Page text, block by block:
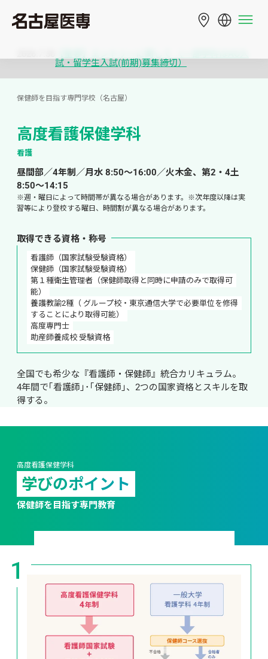
試・留学生入試(前期)募集締切）
保健師を目指す専門学校（名古屋）
高度看護保健学科
看護
昼間部／4年制／月水 8:50～16:00／火木金、第2・4土
8:50～14:15
※週・曜日によって時間帯が異なる場合があります。※次年度以降は実
習等により登校する曜日、時間割が異なる場合があります。
取得できる資格・称号
看護師（国家試験受験資格）
保健師（国家試験受験資格）
第１種衛生管理者（保健師取得と同時に申請のみで取得可
能）
養護教諭2種（ グループ校・東京通信大学で必要単位を修得
することにより取得可能）
高度専門士
助産師養成校 受験資格
全国でも希少な『看護師・保健師』統合カリキュラム。
4年間で｢看護師｣･｢保健師｣、2つの国家資格とスキルを取
得する。
高度看護保健学科
学びのポイント
保健師を目指す専門教育
1